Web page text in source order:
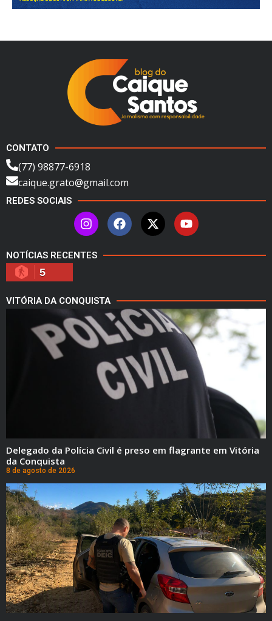
CONTATO
(77) 98877-6918
caique.grato@gmail.com
REDES SOCIAIS
NOTÍCIAS RECENTES
5
VITÓRIA DA CONQUISTA
Delegado da Polícia Civil é preso em flagrante em Vitória
da Conquista
8 de agosto de 2026